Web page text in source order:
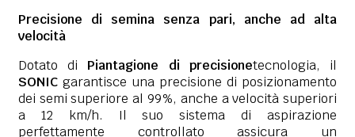
Precisione di semina senza pari, anche ad alta
velocità
Dotato di Piantagione di precisionetecnologia, il
SONICgarantisce una precisione di posizionamento
dei semi superiore al 99%, anche a velocità superiori
a 12 km/h. Il suo sistema di aspirazione
perfettamente controllato assicura un